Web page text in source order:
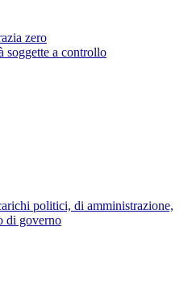
zero
soggette a controllo
politici, di amministrazione,
di governo